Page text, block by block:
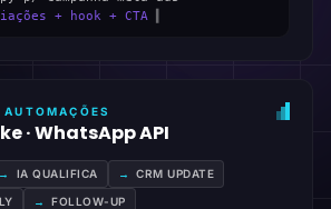
+ hook + CTA
· WhatsApp API
→ IA QUALIFICA → CRM UPDATE
→ FOLLOW-UP